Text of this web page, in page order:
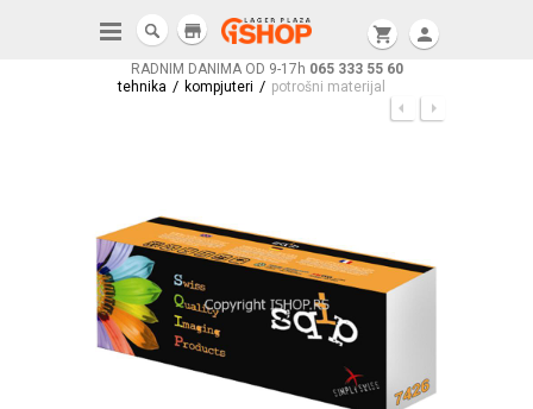
RADNIM DANIMA OD 9-17h 065 333 55 60
shopping_cart person
store
tehnika / kompjuteri / potrošni materijal